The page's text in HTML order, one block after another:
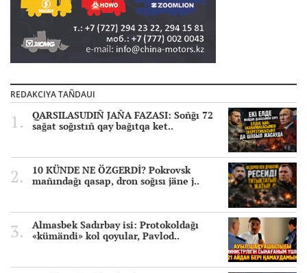
REDAKCIYA TAÑDAUI
QARSILASUDIÑ JAÑA FAZASI: Soñğı 72
sağat soğıstıñ qay bağıtqa ket..
10 KÜNDE NE ÖZGERDİ? Pokrovsk
mañındağı qasap, dron soğısı jäne j..
Almasbek Sadırbay isi: Protokoldağı
«kümändi» kol qoyular, Pavlod..